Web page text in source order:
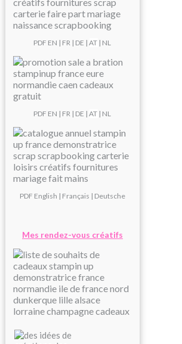
PDF EN | FR | DE | AT | NL
PDF EN | FR | DE | AT | NL
PDF English | Français | Deutsche
Mes rendez-vous créatifs